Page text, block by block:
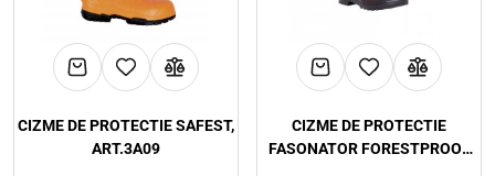
CIZME DE PROTECTIE SAFEST,
ART.3A09
CIZME DE PROTECTIE
FASONATOR FORESTPROOF